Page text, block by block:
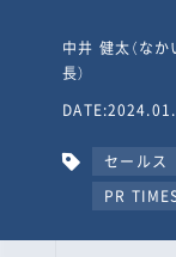
タビ
中井 健太（な
長）
セールス
PR